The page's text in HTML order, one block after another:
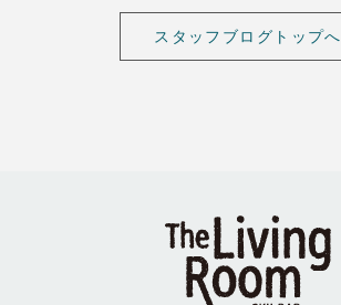
スタッフブログトップへ